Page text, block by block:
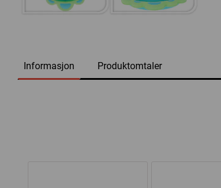
Informasjon Produktomtaler